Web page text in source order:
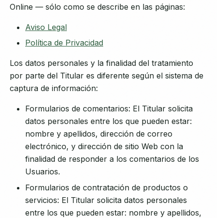
Online — sólo como se describe en las páginas:
Aviso Legal
Política de Privacidad
Los datos personales y la finalidad del tratamiento
por parte del Titular es diferente según el sistema de
captura de información:
Formularios de comentarios: El Titular solicita
datos personales entre los que pueden estar:
nombre y apellidos, dirección de correo
electrónico, y dirección de sitio Web con la
finalidad de responder a los comentarios de los
Usuarios.
Formularios de contratación de productos o
servicios: El Titular solicita datos personales
entre los que pueden estar: nombre y apellidos,